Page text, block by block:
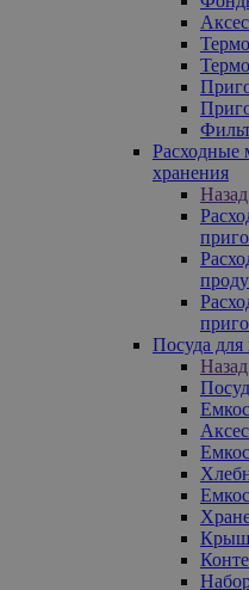
Расходные
хранения
Назад
Посуда для
Назад